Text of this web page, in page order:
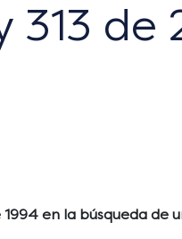
313 de
1994 en la búsqueda